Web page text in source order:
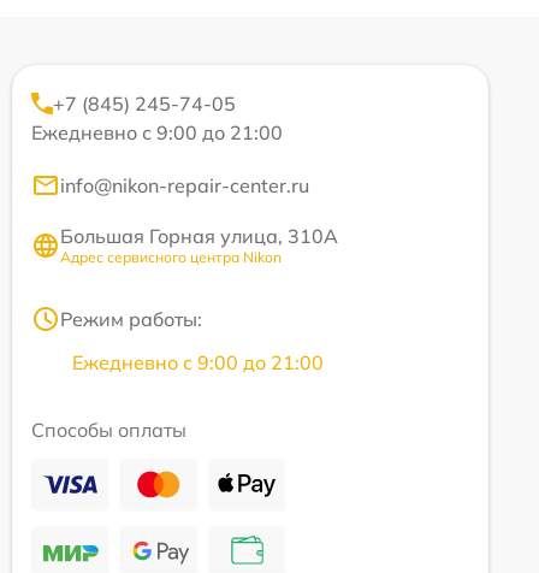
+7 (845) 245-74-05
Ежедневно с 9:00 до 21:00
info@nikon-repair-center.ru
Большая Горная улица, 310А
Адрес сервисного центра Nikon
Режим работы:
Ежедневно с 9:00 до 21:00
Способы оплаты